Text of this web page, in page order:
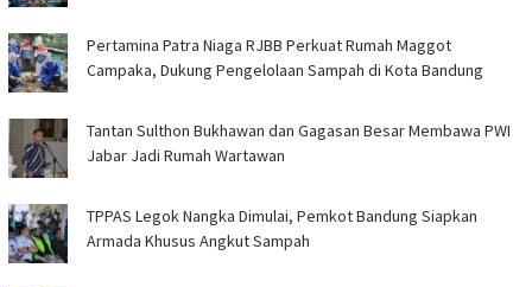
Pertamina Patra Niaga RJBB Perkuat Rumah Maggot
Campaka, Dukung Pengelolaan Sampah di Kota Bandung
Tantan Sulthon Bukhawan dan Gagasan Besar Membawa PWI
Jabar Jadi Rumah Wartawan
TPPAS Legok Nangka Dimulai, Pemkot Bandung Siapkan
Armada Khusus Angkut Sampah